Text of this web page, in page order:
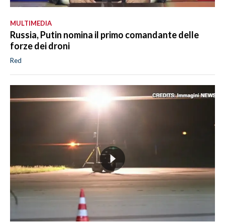
MULTIMEDIA
Russia, Putin nomina il primo comandante delle
forze dei droni
Red